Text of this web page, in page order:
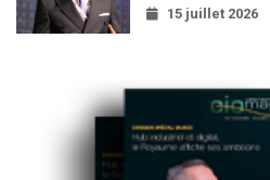
15 juillet 2026